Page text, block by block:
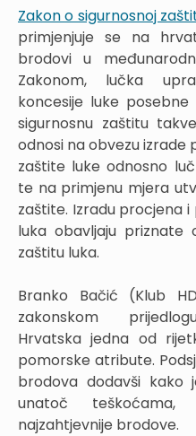
Zakon o sigurnosnoj
primjenjuje se na
brodovi u
Zakonom, lučka
koncesije luke
sigurnosnu zaštitu
odnosi na obvezu izrade
zaštite luke odnosno
te na primjenu mjera
zaštite. Izradu procjena
luka obavljaju priznate
zaštitu luka.
Branko Bačić (Klub
zakonskom
Hrvatska jedna od
pomorske atribute.
brodova dodavši kako
unatoč
najzahtjevnije brodove.